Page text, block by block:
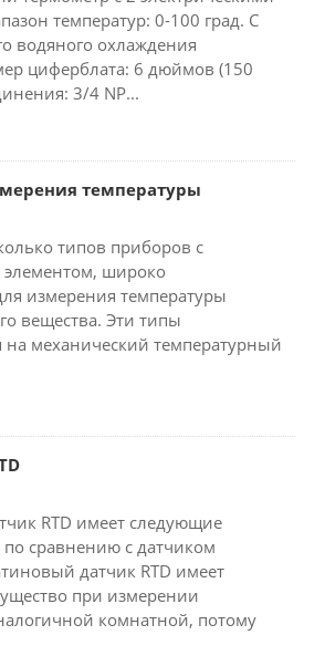
температур: 0-100 град. C
водяного охлаждения
циферблата: 6 дюймов (150
3/4 NP...
температуры
типов приборов с
широко
измерения температуры
вещества. Эти типы
на механический температурный
RTD имеет следующие
по сравнению с датчиком
датчик RTD имеет
при измерении
комнатной, потому